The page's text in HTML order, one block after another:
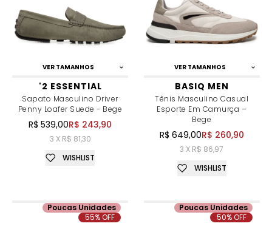
VER TAMANHOS
'2 ESSENTIAL
Sapato Masculino Driver
Penny Loafer Suede - Bege
R$ 539,00R$ 243,90
3 X R$ 81,30
WISHLIST
VER TAMANHOS
BASIQ MEN
Tênis Masculino Casual
Esporte Em Camurça –
Bege
R$ 649,00R$ 260,90
3 X R$ 86,97
WISHLIST
Poucas Unidades
55% OFF
Poucas Unidades
50% OFF